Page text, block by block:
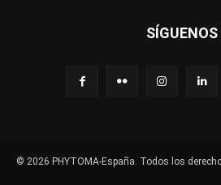
SÍGUENOS
© 2026 PHYTOMA-España. Todos los